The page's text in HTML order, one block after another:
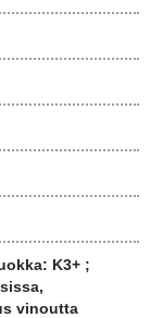
K3+ ;
vinoutta